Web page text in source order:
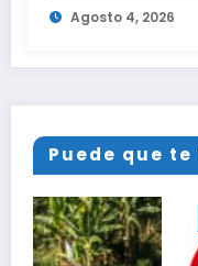
Agosto 4, 2026
Puede que
Noticias